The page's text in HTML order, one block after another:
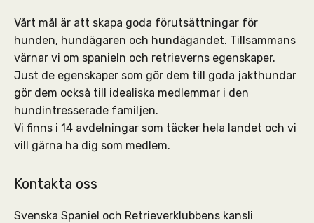
Vårt mål är att skapa goda förutsättningar för
hunden, hundägaren och hundägandet. Tillsammans
värnar vi om spanieln och retrieverns egenskaper.
Just de egenskaper som gör dem till goda jakthundar
gör dem också till idealiska medlemmar i den
hundintresserade familjen.
Vi finns i 14 avdelningar som täcker hela landet och vi
vill gärna ha dig som medlem.
Kontakta oss
Svenska Spaniel och Retrieverklubbens kansli